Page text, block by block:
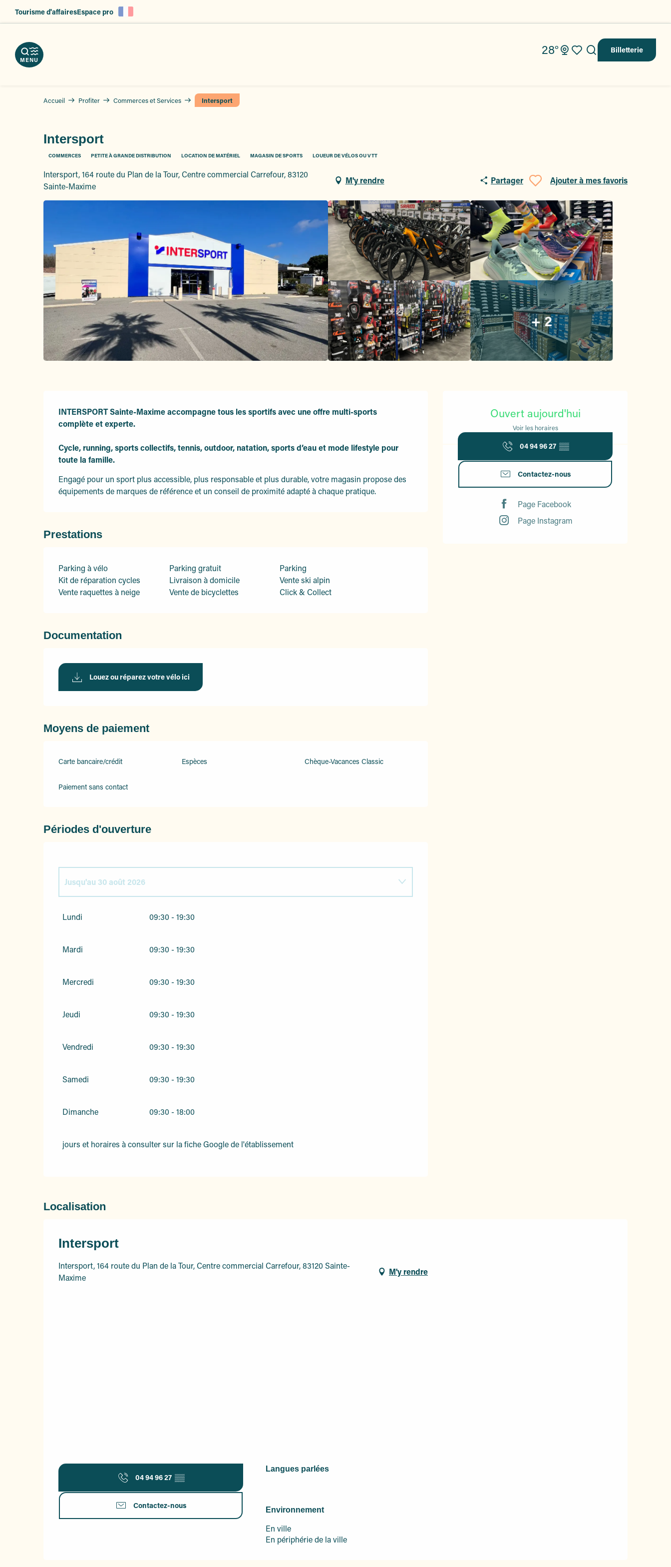
principal
28° Billetterie
Voir les favoris
Recherche
Tourisme d'affairesEspace pro
MENU
Accueil Profiter Commerces et Services Intersport
Intersport
COMMERCES PETITE À GRANDE DISTRIBUTION LOCATION DE MATÉRIEL MAGASIN DE SPORTS LOUEUR DE VÉLOS OU VTT
Intersport, 164 route du Plan de la Tour, Centre commercial Carrefour, 83120
Sainte-Maxime
M'y rendre Partager
Ajouter aux
Ajouter à mes favoris
+ 2
Ouvert aujourd'hui
Voir les horaires
04 94 96 27 ▒▒
Contactez-nous
Page Facebook
Page Instagram
INTERSPORT Sainte-Maxime accompagne tous les sportifs avec une offre multi-sports
complète et experte.
Cycle, running, sports collectifs, tennis, outdoor, natation, sports d’eau et mode lifestyle pour
toute la famille.
Engagé pour un sport plus accessible, plus responsable et plus durable, votre magasin propose des
équipements de marques de référence et un conseil de proximité adapté à chaque pratique.
Prestations
Parking à vélo Parking gratuit
Parking
Kit de réparation cycles
Livraison à domicile
Vente ski alpin
Vente raquettes à neige
Vente de bicyclettes Click & Collect
Documentation
Louez ou réparez votre vélo ici
Moyens de paiement
Carte bancaire/crédit Espèces Chèque-Vacances Classic
Paiement sans contact
Périodes d'ouverture
Jusqu'au 30 août 2026
Lundi 09:30 - 19:30
Mardi 09:30 - 19:30
Mercredi 09:30 - 19:30
Jeudi 09:30 - 19:30
Vendredi 09:30 - 19:30
Samedi 09:30 - 19:30
Dimanche 09:30 - 18:00
jours et horaires à consulter sur la fiche Google de l'établissement
Localisation
Intersport
Intersport, 164 route du Plan de la Tour, Centre commercial Carrefour, 83120 Sainte-
Maxime
M'y rendre
04 94 96 27 ▒▒
Contactez-nous
Langues parlées
Langues parlées
Environnement
Environnement
En ville
En périphérie de la ville